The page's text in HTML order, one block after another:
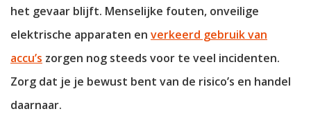
het gevaar blijft. Menselijke fouten, onveilige
elektrische apparaten en verkeerd gebruik van
accu’s zorgen nog steeds voor te veel incidenten.
Zorg dat je je bewust bent van de risico’s en handel
daarnaar.